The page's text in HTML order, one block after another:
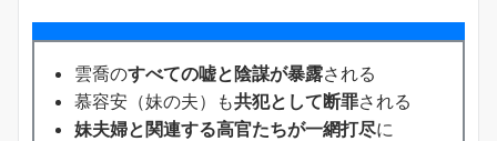
雲喬のすべての嘘と陰謀が暴露される
慕容安（妹の夫）も共犯として断罪される
妹夫婦と関連する高官たちが一網打尽に